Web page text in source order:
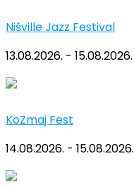
Nišville Jazz Festival
13.08.2026. - 15.08.2026.
KoZmaj Fest
14.08.2026. - 15.08.2026.